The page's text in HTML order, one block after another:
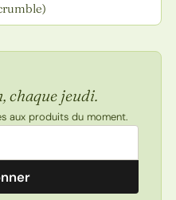
chaque jeudi.
aux produits du moment.